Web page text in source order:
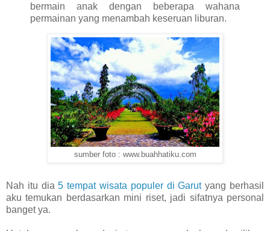
bermain anak dengan beberapa wahana
permainan yang menambah keseruan liburan.
sumber foto : www.buahhatiku.com
Nah itu dia5 tempat wisata populer di Garutyang berhasil
aku temukan berdasarkan mini riset, jadi sifatnya personal
banget ya.